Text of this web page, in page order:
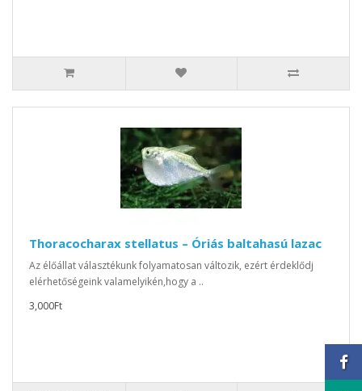
Thoracocharax stellatus – Óriás baltahasú lazac
Az élőállat választékunk folyamatosan változik, ezért érdeklődj
elérhetőségeink valamelyikén,hogy a ..
3,000Ft